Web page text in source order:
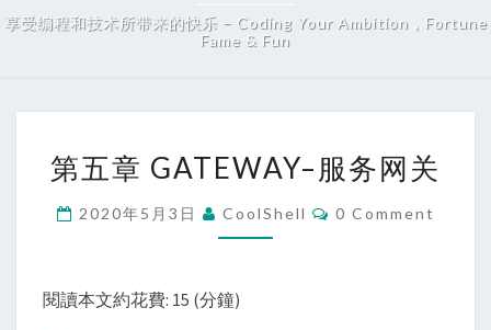
享受编程和技术所带来的快乐 – Coding Your Ambition，Fortune
Fame & Fun
五
GATEWAY
第五章 GATEWAY–服务网关
2020年5月3日 CoolShell Comments
0 Comment
閱讀本文約花費: 15 (分鐘)